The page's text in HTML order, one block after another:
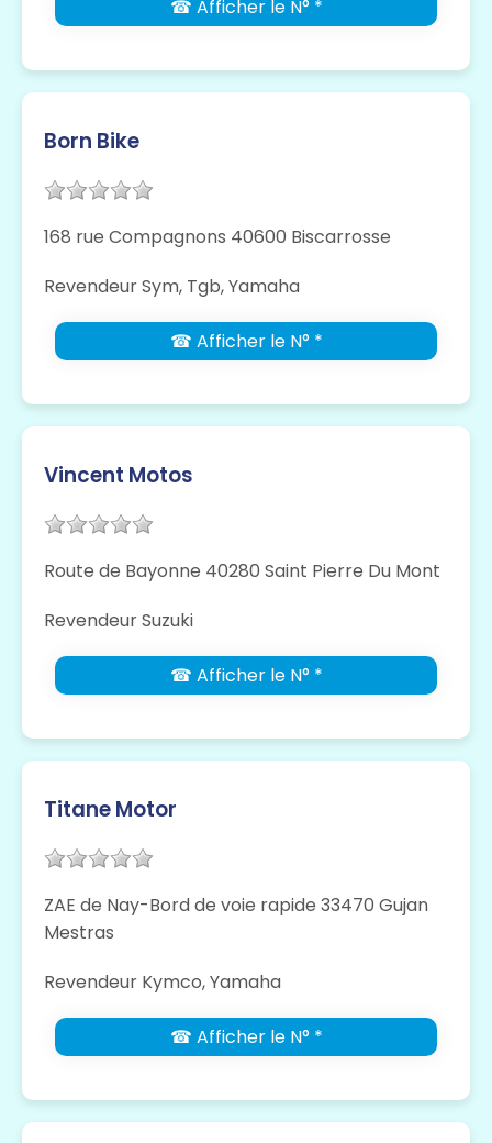
☎ Afficher le N° *
Born Bike
168 rue Compagnons 40600 Biscarrosse
Revendeur Sym, Tgb, Yamaha
☎ Afficher le N° *
Vincent Motos
Route de Bayonne 40280 Saint Pierre Du Mont
Revendeur Suzuki
☎ Afficher le N° *
Titane Motor
ZAE de Nay-Bord de voie rapide 33470 Gujan
Mestras
Revendeur Kymco, Yamaha
☎ Afficher le N° *